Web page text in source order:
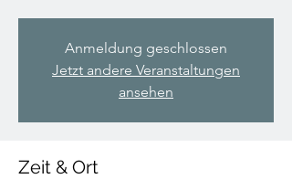
Anmeldung geschlossen
Jetzt andere Veranstaltungen
ansehen
Zeit & Ort